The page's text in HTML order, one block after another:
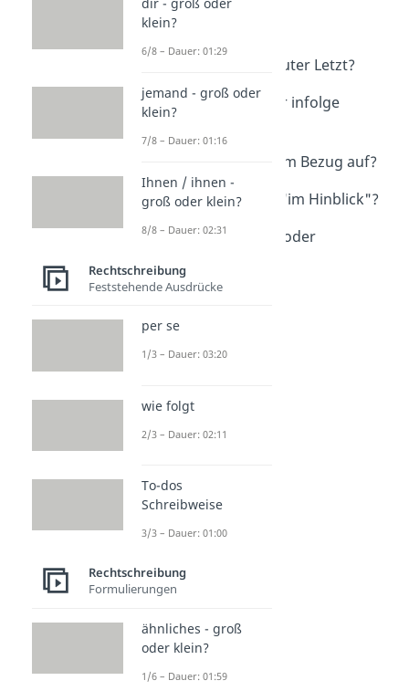
nichts desto trotz /
nichtsdestotrotz?
Dauer: 01:01
zuguterletzt / zu guter Letzt?
infolgedessen oder infolge
dessen?
Dauer: 02:58
in Bezug auf oder im Bezug auf?
Dauer: 01:07
"in Hinblick" oder "im Hinblick"?
von statten gehen oder
Dauer: 02:02
dir - groß oder
klein?
6/8 – Dauer: 01:29
jemand - groß oder
klein?
7/8 – Dauer: 01:16
Ihnen / ihnen -
groß oder klein?
8/8 – Dauer: 02:31
Rechtschreibung
Feststehende Ausdrücke
per se
1/3 – Dauer: 03:20
wie folgt
2/3 – Dauer: 02:11
To-dos
Schreibweise
3/3 – Dauer: 01:00
Rechtschreibung
Formulierungen
ähnliches - groß
oder klein?
1/6 – Dauer: 01:59